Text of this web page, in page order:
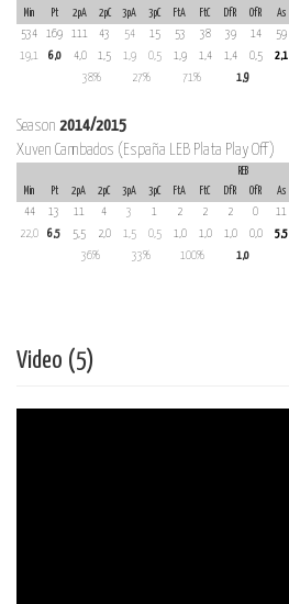
Min
Pt 2pA 2pC 3pA 3pC FtA FtC DfR OfR As
534
169 111 43 54 15 53 38 39 14 59
19,1
6,0 4,0 1,5 1,9 0,5 1,9 1,4 1,4 0,5 2,1
38%
27% 71% 1,9
Season 2014/2015
Xuven Cambados (España LEB Plata Play Off)
REB
Min
Pt 2pA 2pC 3pA 3pC FtA FtC DfR OfR As
44
13 11 4 3 1 2 2 2 0 11
22,0
6,5 5,5 2,0 1,5 0,5 1,0 1,0 1,0 0,0 5,5
36%
33% 100% 1,0
Video (5)